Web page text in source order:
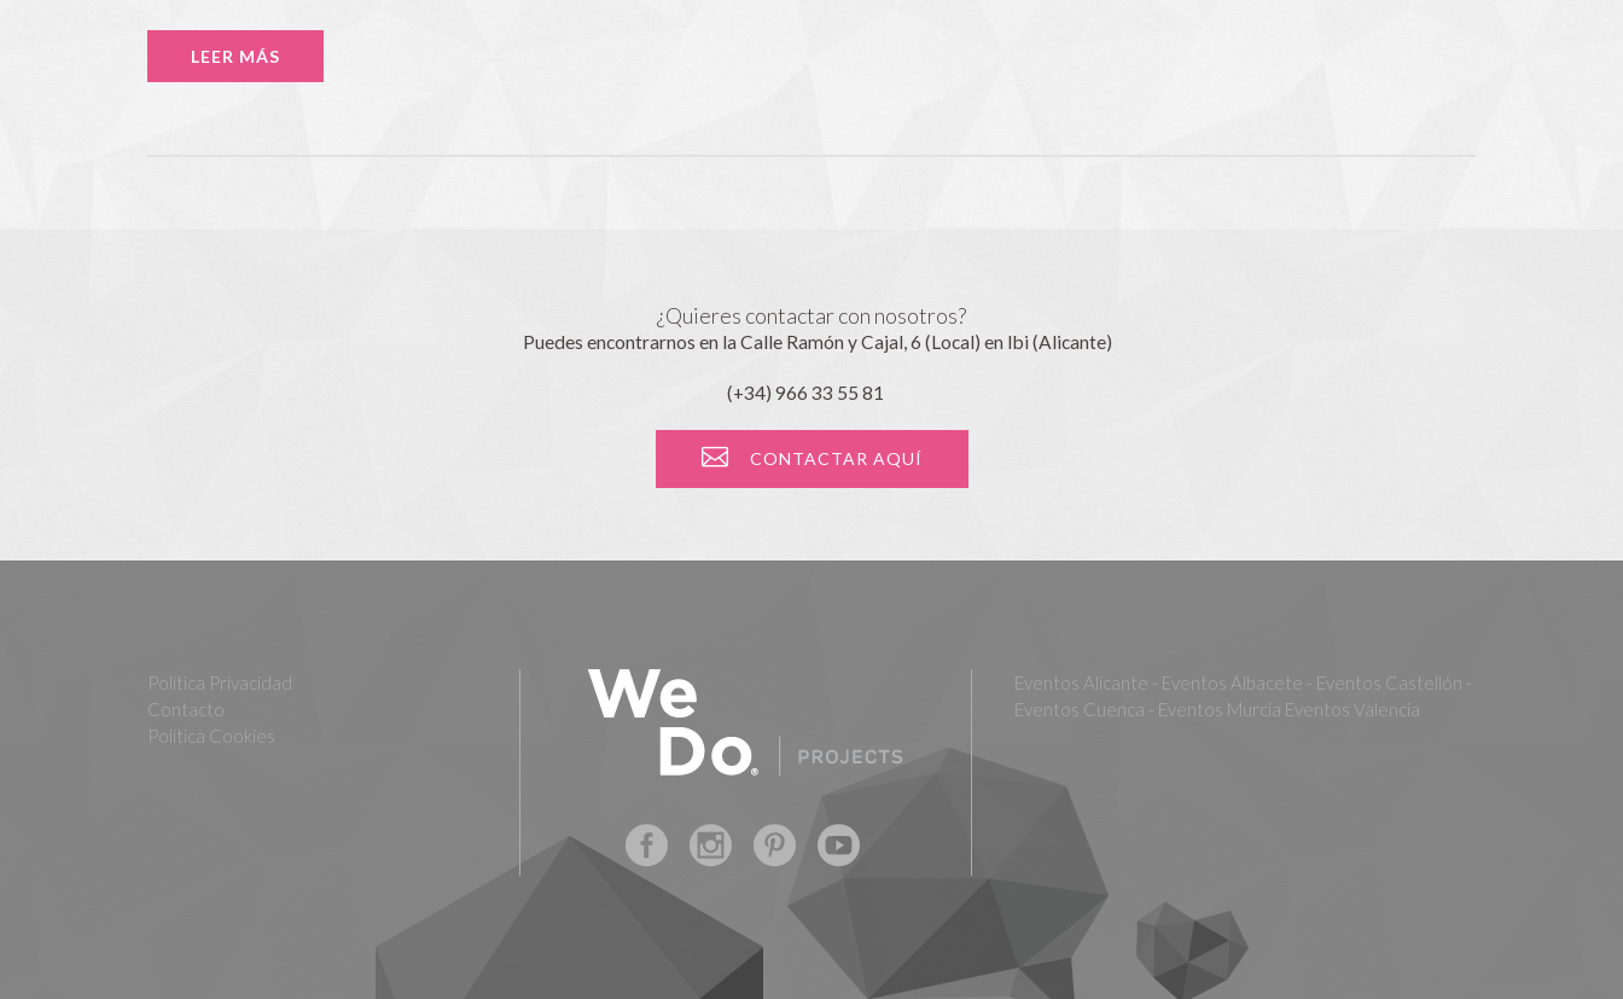
LEER MÁS
¿Quieres contactar con nosotros?
Puedes encontrarnos en la Calle Ramón y Cajal, 6 (Local) en Ibi (Alicante)
(+34) 966 33 55 81
CONTACTAR AQUÍ
Política Privacidad
Contacto
Política Cookies
Eventos Alicante - Eventos Albacete - Eventos Castellón -
Eventos Cuenca - Eventos Murcia Eventos Valencia